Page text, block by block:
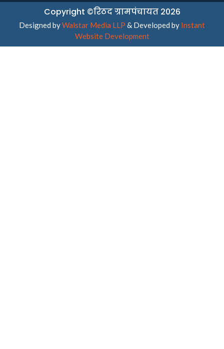
Copyright ©रिठद ग्रामपंचायत 2026
Designed byWalstar Media LLP & Developed by Instant
Website Development